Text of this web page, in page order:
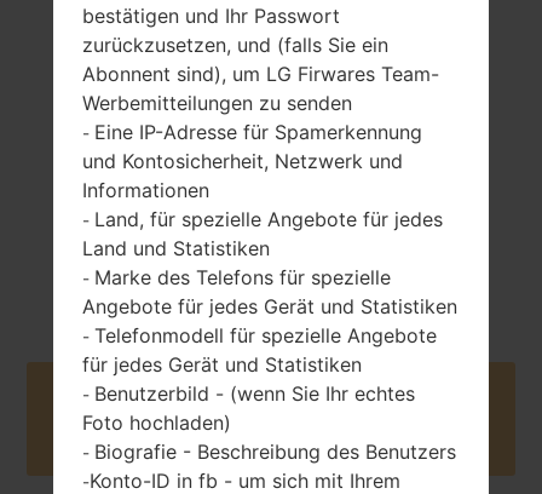
125 gramm (4.41
unzen)
entfernbar Li-Ion
battery
Unknown
Buy accessories on Amazon
bestätigen und Ihr Passwort
zurückzusetzen, und (falls Sie ein
Abonnent sind), um LG Firwares Team-
Werbemitteilungen zu senden
- Eine IP-Adresse für Spamerkennung
und Kontosicherheit, Netzwerk und
Informationen
- Land, für spezielle Angebote für jedes
Land und Statistiken
- Marke des Telefons für spezielle
Angebote für jedes Gerät und Statistiken
- Telefonmodell für spezielle Angebote
für jedes Gerät und Statistiken
- Benutzerbild - (wenn Sie Ihr echtes
Foto hochladen)
- Biografie - Beschreibung des Benutzers
-Konto-ID in fb - um sich mit Ihrem